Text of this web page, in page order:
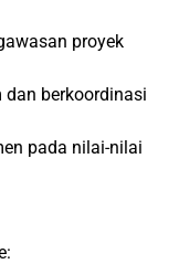
proyek
berkoordinasi
pada nilai-nilai